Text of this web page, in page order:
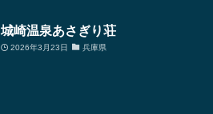
城崎温泉あさぎり荘
2026年3月23日 兵庫県